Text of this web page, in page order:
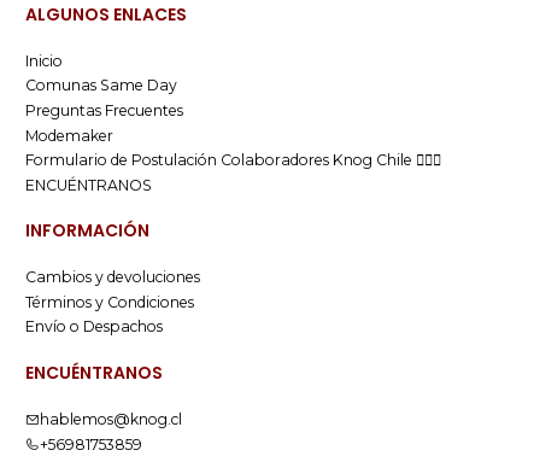
ALGUNOS ENLACES
Inicio
Comunas Same Day
Preguntas Frecuentes
Modemaker
Formulario de Postulación Colaboradores Knog Chile 🚴🏻‍♂️
ENCUÉNTRANOS
INFORMACIÓN
Cambios y devoluciones
Términos y Condiciones
Envío o Despachos
ENCUÉNTRANOS
hablemos@knog.cl
+56981753859